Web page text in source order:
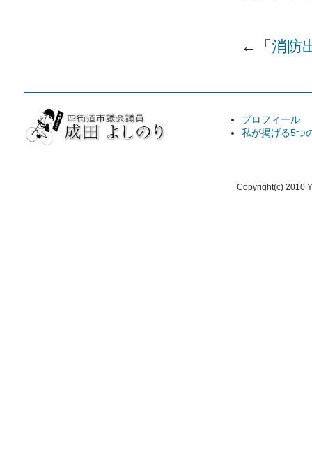
←「 消防
プロフィール
私が掲げる5つ
Copyright(c) 2010